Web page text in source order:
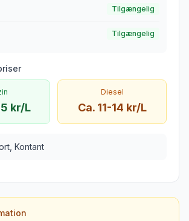
Tilgængelig
Tilgængelig
kr/L
Diesel
Ca. 11-14 kr/L
Kontant